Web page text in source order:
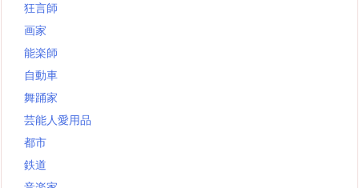
狂言師
画家
能楽師
自動車
舞踊家
芸能人愛用品
都市
鉄道